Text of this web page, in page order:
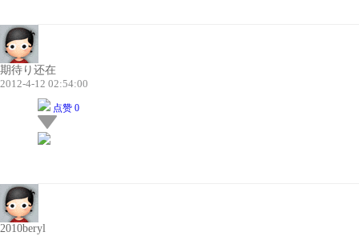
期待り还在
2012-4-12 02:54:00
点赞 0
2010beryl